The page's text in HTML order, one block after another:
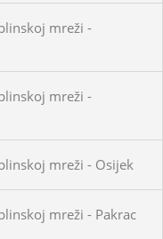
mreži -
mreži -
mreži - Osijek
mreži - Pakrac